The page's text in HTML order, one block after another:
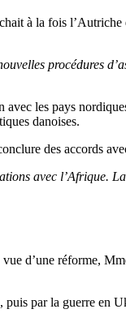
à la fois l’Autriche
procédures
les pays
danoises.
des accords
avec l’Afrique.
d’une réforme,
puis par la guerre en